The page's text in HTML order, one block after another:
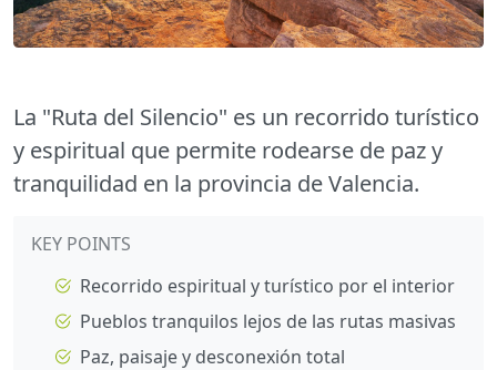
La "Ruta del Silencio" es un recorrido turístico
y espiritual que permite rodearse de paz y
tranquilidad en la provincia de Valencia.
KEY POINTS
Recorrido espiritual y turístico por el interior
Pueblos tranquilos lejos de las rutas masivas
Paz, paisaje y desconexión total